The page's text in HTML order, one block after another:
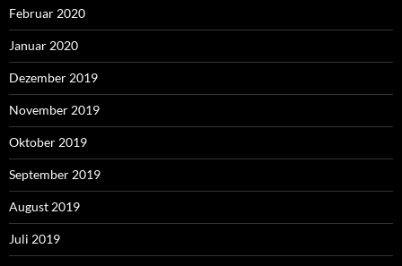
Februar 2020
Januar 2020
Dezember 2019
November 2019
Oktober 2019
September 2019
August 2019
Juli 2019